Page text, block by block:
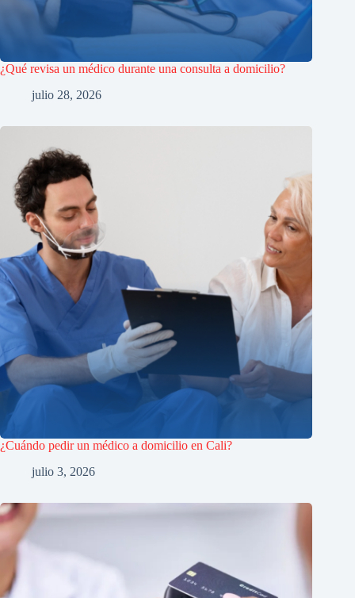
¿Qué revisa un médico durante una consulta a domicilio?
julio 28, 2026
¿Cuándo pedir un médico a domicilio en Cali?
julio 3, 2026